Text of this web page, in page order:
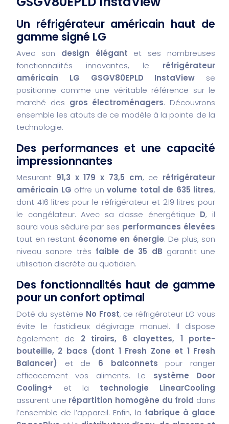
Un réfrigérateur américain haut de
gamme signé LG
Avec son design élégant et ses nombreuses
fonctionnalités innovantes, le réfrigérateur
américain LG GSGV80EPLD InstaView se
positionne comme une véritable référence sur le
marché des gros électroménagers. Découvrons
ensemble les atouts de ce modèle à la pointe de la
technologie.
Des performances et une capacité
impressionnantes
Mesurant 91,3 x 179 x 73,5 cm, ce réfrigérateur
américain LG offre un volume total de 635 litres,
dont 416 litres pour le réfrigérateur et 219 litres pour
le congélateur. Avec sa classe énergétique D, il
saura vous séduire par ses performances élevées
tout en restant économe en énergie. De plus, son
niveau sonore très faible de 35 dB garantit une
utilisation discrète au quotidien.
Des fonctionnalités haut de gamme
pour un confort optimal
Doté du système No Frost, ce réfrigérateur LG vous
évite le fastidieux dégivrage manuel. Il dispose
également de 2 tiroirs, 6 clayettes, 1 porte-
bouteille, 2 bacs (dont 1 Fresh Zone et 1 Fresh
Balancer) et de 6 balconnets pour ranger
efficacement vos aliments. Le système Door
Cooling+ et la technologie LinearCooling
assurent une répartition homogène du froid dans
l’ensemble de l’appareil. Enfin, la fabrique à glace